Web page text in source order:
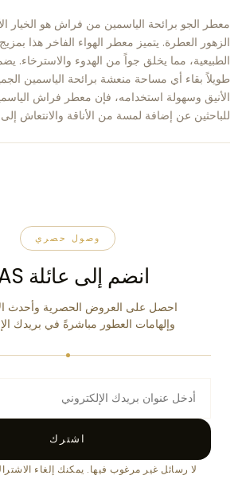
معطر الجو برائحة الياسمين من فراش هو الخيار
الزهور العطرة. يتميز معطر الهواء الفاخر هذا
الطبيعية، مما يخلق جواً من الهدوء والاسترخاء.
طويلاً بقاء أي مساحة منعشة برائحة الياسمين
الأنيق وسهولة استخدامه، فإن معطر فراش
للباحثين عن إضافة لمسة من الأناقة والانتعاش إلى
وصول حصري
انضم إلى عائلة YAS
احصل على العروض الحصرية وأحدث
وإلهامات العطور مباشرةً في بريدك
اشترك
لا رسائل غير مرغوب فيها. يمكنك إلغاء